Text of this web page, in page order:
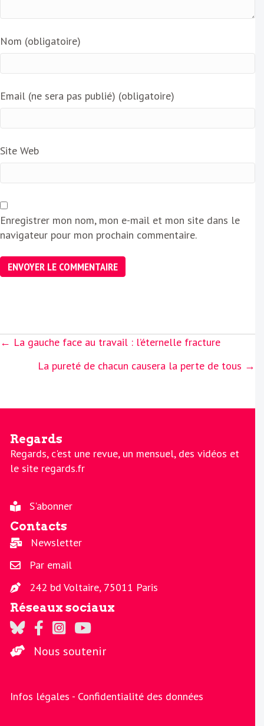
Nom (obligatoire)
Email (ne sera pas publié) (obligatoire)
Site Web
Enregistrer mon nom, mon e-mail et mon site dans le
navigateur pour mon prochain commentaire.
Posts
← La gauche face au travail : l’éternelle fracture
La pureté de chacun causera la perte de tous →
Regards
Regards, c'est une revue, un mensuel, des vidéos et
le site regards.fr
S'abonner
Contacts
Newsletter
Par email
242 bd Voltaire, 75011 Paris
Réseaux sociaux
Regards sur Twitter
Regards sur Facebook
Regards sur Instagram
La chaine Regards sur Youtube
Nous soutenir
Infos légales - Confidentialité des données